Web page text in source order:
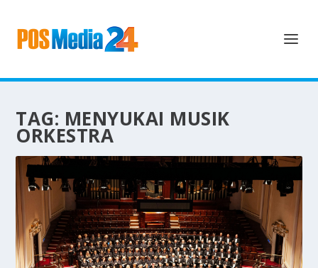
TAG: MENYUKAI MUSIK
ORKESTRA